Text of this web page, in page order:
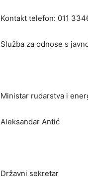
Kontakt telefon: 011
Služba za odnose s
Ministar rudarstva i
Aleksandar Antić
Državni sekretar